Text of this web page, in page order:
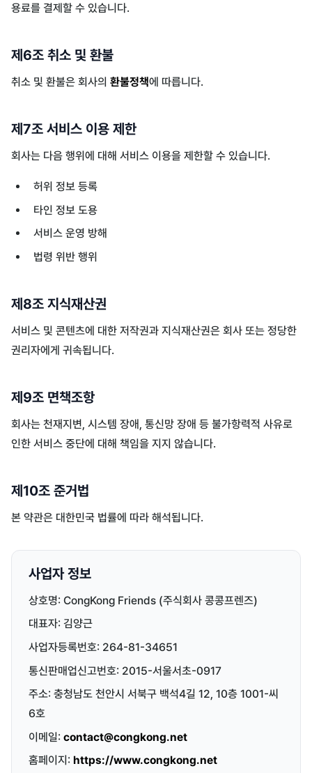
용료를 결제할 수 있습니다.
제6조 취소 및 환불
취소 및 환불은 회사의 환불정책에 따릅니다.
제7조 서비스 이용 제한
회사는 다음 행위에 대해 서비스 이용을 제한할 수 있습니다.
허위 정보 등록
타인 정보 도용
서비스 운영 방해
법령 위반 행위
제8조 지식재산권
서비스 및 콘텐츠에 대한 저작권과 지식재산권은 회사 또는 정당한
권리자에게 귀속됩니다.
제9조 면책조항
회사는 천재지변, 시스템 장애, 통신망 장애 등 불가항력적 사유로
인한 서비스 중단에 대해 책임을 지지 않습니다.
제10조 준거법
본 약관은 대한민국 법률에 따라 해석됩니다.
사업자 정보
상호명: CongKong Friends (주식회사 콩콩프렌즈)
대표자: 김양근
사업자등록번호: 264-81-34651
통신판매업신고번호: 2015-서울서초-0917
주소: 충청남도 천안시 서북구 백석4길 12, 10층 1001-씨
6호
이메일: contact@congkong.net
홈페이지: https://www.congkong.net